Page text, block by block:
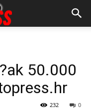
50.000
0
232